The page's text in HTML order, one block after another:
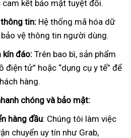
kết bảo mật tuyệt đối.
thông tin: Hệ thống mã hóa dữ
vệ thông tin người dùng.
kín đáo: Trên bao bì, sản phẩm
điện tử” hoặc “dụng cụ y tế” để
hàng.
chóng và bảo mật:
hàng đầu: Chúng tôi làm việc
chuyển uy tín như Grab,